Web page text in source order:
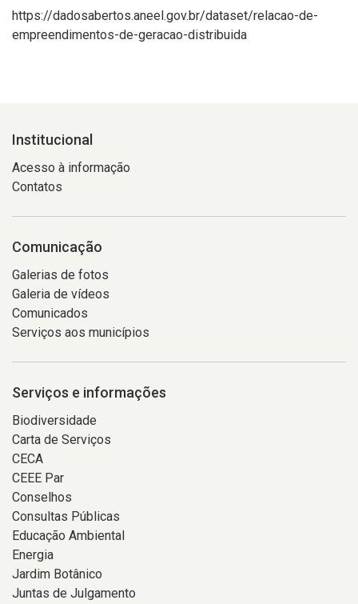
https://dadosabertos.aneel.gov.br/dataset/relacao-de-
empreendimentos-de-geracao-distribuida
Institucional
Acesso à informação
Contatos
Comunicação
Galerias de fotos
Galeria de vídeos
Comunicados
Serviços aos municípios
Serviços e informações
Biodiversidade
Carta de Serviços
CECA
CEEE Par
Conselhos
Consultas Públicas
Educação Ambiental
Energia
Jardim Botânico
Juntas de Julgamento